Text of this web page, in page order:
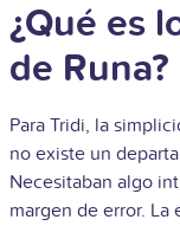
¿Qué es
de Runa?
Para Tridi, la
no existe un
Necesitaban algo
margen de error. La